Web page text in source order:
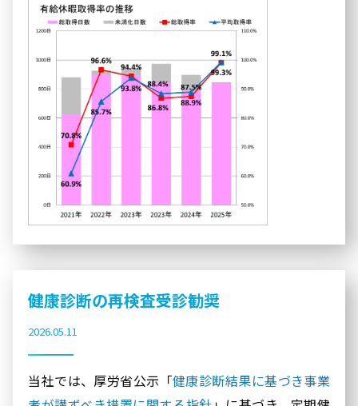
健康診断の再検査受診勧奨
2026.05.11
当社では、厚労省公示「健康診断結果に基づき事業